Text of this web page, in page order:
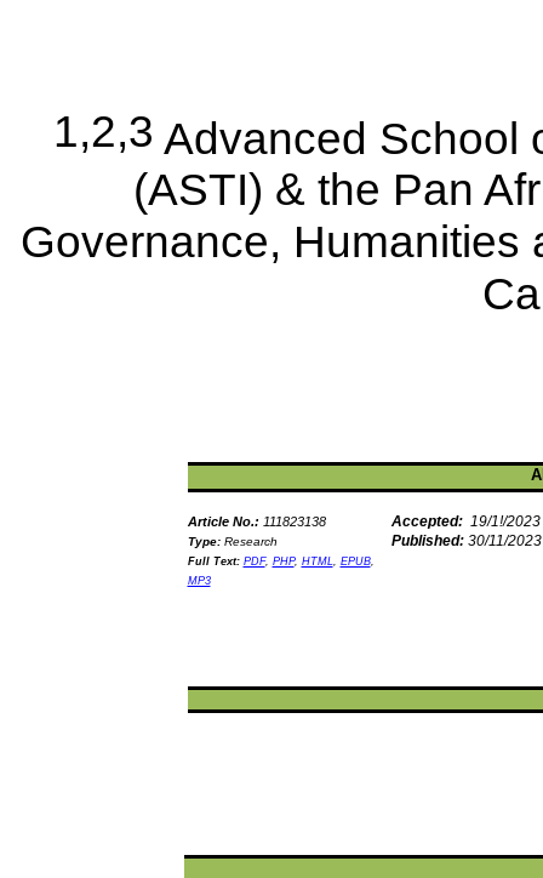
1,2,3 Advanced School
(ASTI) & the Pan
Governance, Humanities
Article No.: 111823138
Type: Research
Full Text: PDF, PHP, HTML, EPUB,
MP3
Accepted: 19/1!/2023
Published: 30/11/2023